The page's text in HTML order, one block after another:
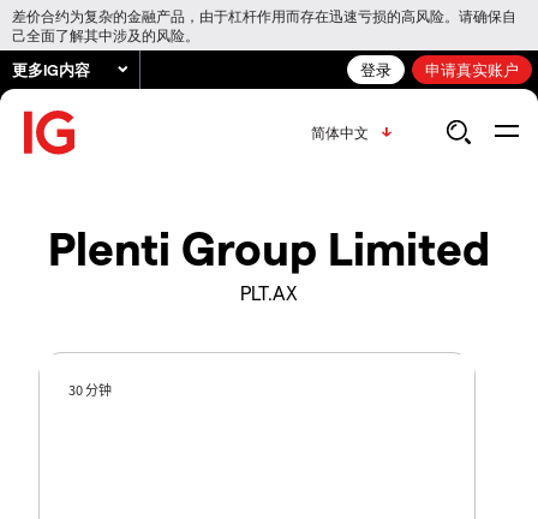
差价合约为复杂的金融产品，由于杠杆作用而存在迅速亏损的高风险。请确保自
己全面了解其中涉及的风险。
更多IG内容 登录 申请真实账户
简体中文
Plenti Group Limited
PLT.AX
30 分钟